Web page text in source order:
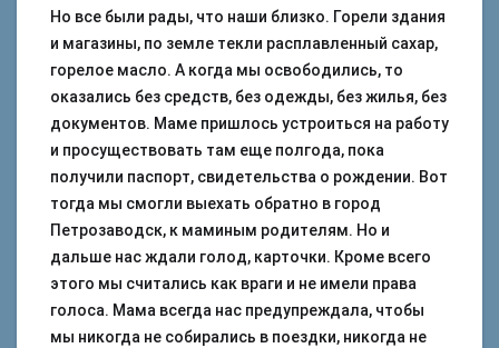
Но все были рады, что наши близко. Горели здания
и магазины, по земле текли расплавленный сахар,
горелое масло. А когда мы освободились, то
оказались без средств, без одежды, без жилья, без
документов. Маме пришлось устроиться на работу
и просуществовать там еще полгода, пока
получили паспорт, свидетельства о рождении. Вот
тогда мы смогли выехать обратно в город
Петрозаводск, к маминым родителям. Но и
дальше нас ждали голод, карточки. Кроме всего
этого мы считались как враги и не имели права
голоса. Мама всегда нас предупреждала, чтобы
мы никогда не собирались в поездки, никогда не